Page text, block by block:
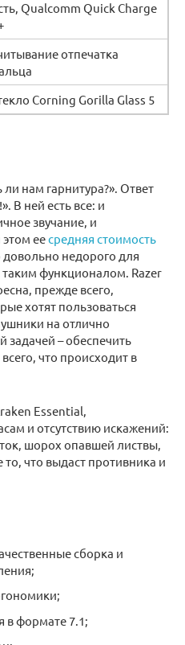
Qualcomm Quick Charge
отпечатка
Corning Gorilla Glass 5
нам гарнитура?». Ответ
В ней есть все: и
звучание, и
еесредняя стоимость
довольно недорого для
таким функционалом. Razer
прежде всего,
хотят пользоваться
на отлично
задачей – обеспечить
что происходит в
Essential,
и отсутствию искажений:
шорох опавшей листвы,
что выдаст противника и
сборка и
в формате 7.1;